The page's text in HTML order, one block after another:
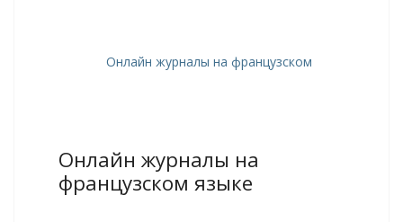
Онлайн журналы на
французском языке